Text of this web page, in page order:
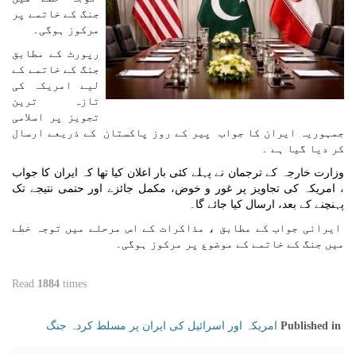
جنگ کے خاتمے پر
مرکوز ہوگی۔
رپورٹ کے مطابق
جنگ کے خاتمے کے
لیے امریکہ کی
تازہ ترین
تجویز پر اسلامی
جمہوریہ ایران کا جواب پیر کے روز پاکستان کے ذریعے ارسال
کر دیا گيا ہے ۔
وزارت خارجہ کے ترجمان نے پہلے کئی بار اعلان کیا تھا کہ ایران کا جواب
، امریکہ کی تجاویز پر غور و خوض، مکمل جائزے اور حتمی نتیجے تک
پہنچنے کے بعد، ارسال کیا جائے گا۔
ایرانی جواب کے مطابق ، مذاکرات کے اس مرحلے میں توجہ خطے
میں جنگ کے خاتمے کے موضوع پر مرکوز ہوگی۔
Read 1884 times
Published in امریکہ اور اسرائیل کی ایران پر مسلط کردہ جنگ